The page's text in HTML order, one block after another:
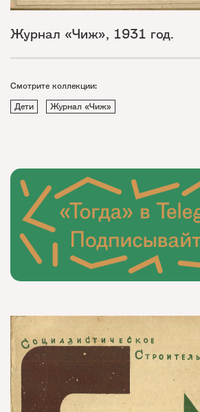
Журнал «Чиж», 1931 год.
Смотрите коллекции:
Дети
Журнал «Чиж»